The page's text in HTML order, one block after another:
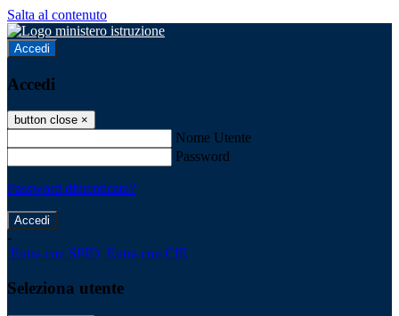
Salta al contenuto
Accedi
Accedi
button close ×
Nome Utente
Password
Password dimenticata?
-
Entra con SPID Entra con CIE
Seleziona utente